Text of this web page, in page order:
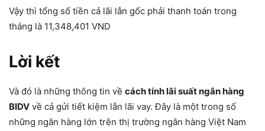
Vậy thì tổng số tiền cả lãi lẫn gốc phải thanh toán trong
tháng là 11,348,401 VND
Lời kết
Và đó là những thông tin về cách tính lãi suất ngân hàng
BIDV về cả gửi tiết kiệm lẫn lãi vay. Đây là một trong số
những ngân hàng lớn trên thị trường ngân hàng Việt Nam